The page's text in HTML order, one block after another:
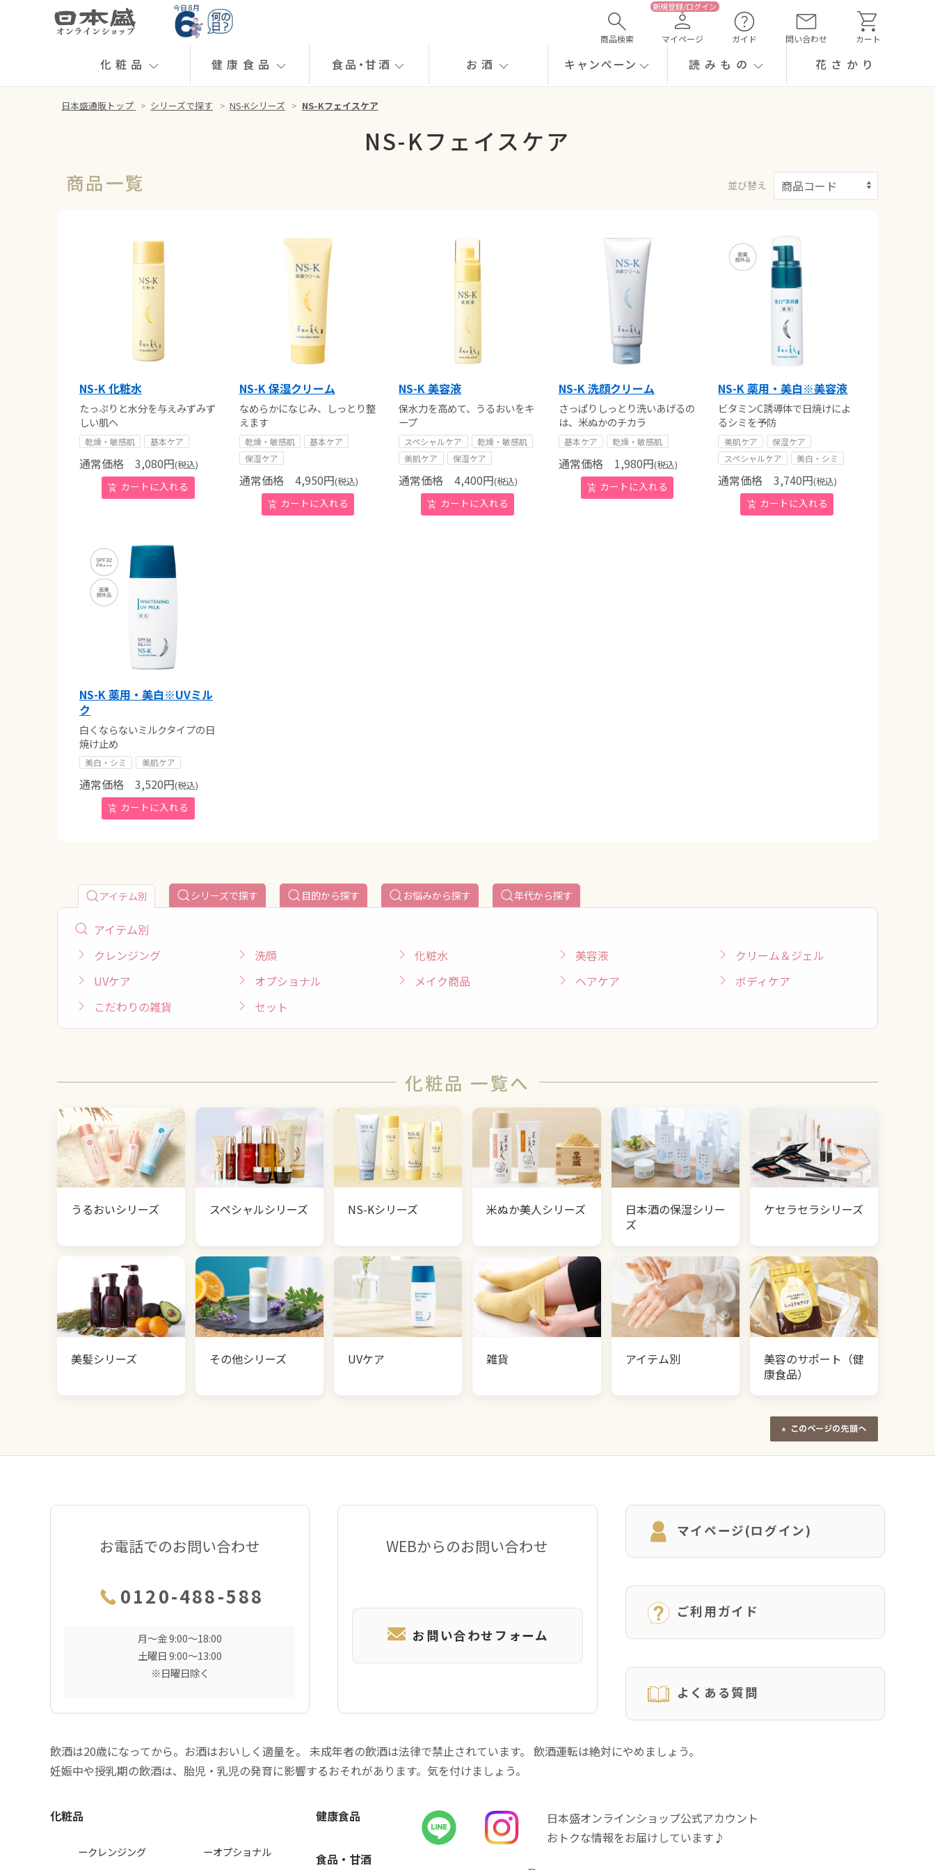
今日 8月
商品検索 マイページ ガイド 問い合わせ カート
化粧品 健康食品 食品・甘酒 お酒 キャンペーン 読みもの 花さかり
日本盛通販トップ > シリーズで探す > NS-Kシリーズ > NS-Kフェイスケア
NS-Kフェイスケア
並び替え
商品一覧
NS-K 化粧水
たっぷりと水分を与えみずみず
しい肌へ
乾燥・敏感肌 基本ケア
通常価格 3,080円(税込)
NS-K 保湿クリーム
なめらかになじみ、しっとり整
えます
乾燥・敏感肌
基本ケア
保湿ケア
通常価格4,950円(税込)
NS-K 美容液
保水力を高めて、うるおいをキ
ープ
スペシャルケア
乾燥・敏感肌
美肌ケア
保湿ケア
通常価格 4,400円(税込)
NS-K 洗顔クリーム
さっぱりしっとり洗いあげるの
は、米ぬかのチカラ
基本ケア 乾燥・敏感肌
通常価格1,980円(税込)
NS-K 薬用・美白※美容液
ビタミンC誘導体で日焼けによ
るシミを予防
美肌ケア
保湿ケア
スペシャルケア
美白・シミ
通常価格 3,740円(税込)
NS-K 薬用・美白※UVミル
ク
白くならないミルクタイプの日
焼け止め
美白・シミ 美肌ケア
通常価格 3,520円(税込)
アイテム別 シリーズで探す 目的から探す お悩みから探す 年代から探す
アイテム別
クレンジング
洗顔 化粧水 美容液
クリーム＆ジェル
UVケア
オプショナル メイク商品 ヘアケア
ボディケア
こだわりの雑貨
セット
化粧品 一覧へ
うるおいシリーズ スペシャルシリーズ NS-Kシリーズ 米ぬか美人シリーズ
日本酒の保湿シリー
ズ
ケセラセラシリーズ
美髪シリーズ その他シリーズ UVケア 雑貨 アイテム別
美容のサポート（健
康食品）
お電話でのお問い合わせ
0120-488-588
月〜金 9:00〜18:00
土曜日 9:00〜13:00
※日曜日除く
WEBからのお問い合わせ
お問い合わせフォーム
マイページ(ログイン)
ご利用ガイド
よくある質問
飲酒は20歳になってから。お酒はおいしく適量を。 未成年者の飲酒は法律で禁止されています。 飲酒運転は絶対にやめましょう。
妊娠中や授乳期の飲酒は、胎児・乳児の発育に影響するおそれがあります。気を付けましょう。
化粧品
ークレンジング
ーオプショナル
健康食品
食品・甘酒
日本盛オンラインショップ公式アカウント
おトクな情報をお届けしています♪